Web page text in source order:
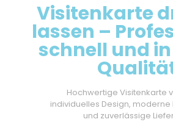
Visitenkarte
lassen –
schnell und
Hochwertige Visitenkarte
individuelles Design, moderne
und zuverlässige